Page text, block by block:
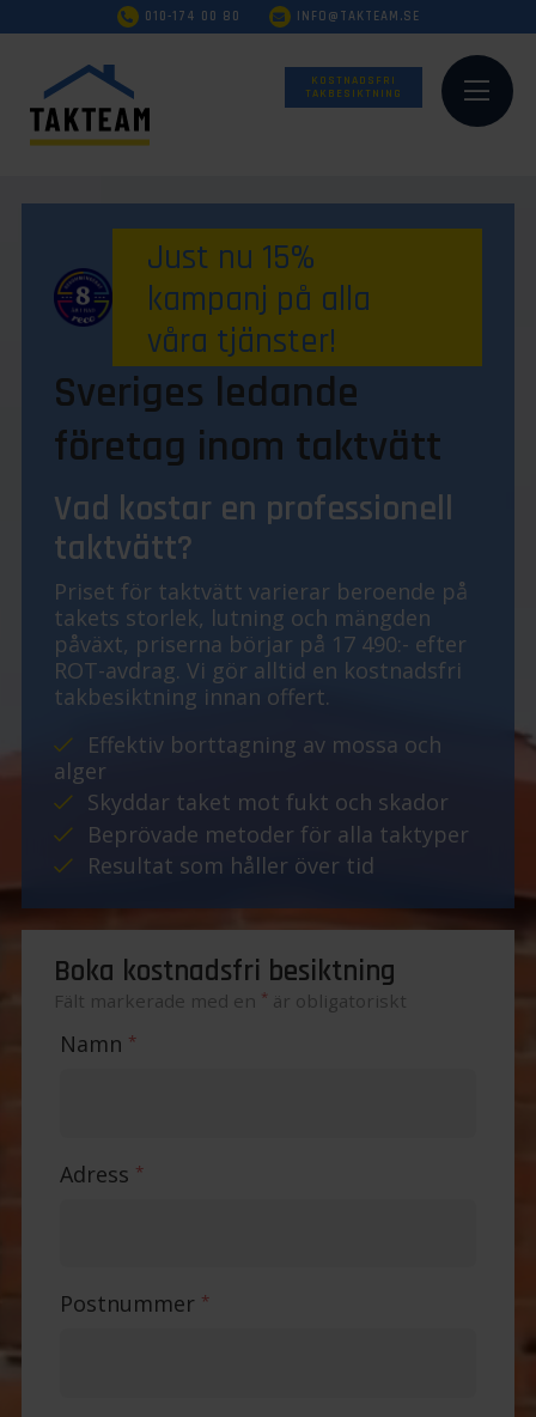
010-174 00 80 INFO@TAKTEAM.SE
KOSTNADSFRI
TAKBESIKTNING
Just nu 15%
kampanj på alla
våra tjänster!
Sveriges ledande
företag inom taktvätt
Vad kostar en professionell
taktvätt?
Priset för taktvätt varierar beroende på
takets storlek, lutning och mängden
påväxt, priserna börjar på 17 490:- efter
ROT-avdrag. Vi gör alltid en kostnadsfri
takbesiktning innan offert.
Effektiv borttagning av mossa och
alger
Skyddar taket mot fukt och skador
Beprövade metoder för alla taktyper
Resultat som håller över tid
Boka kostnadsfri besiktning
Fält markerade med en * är obligatoriskt
Namn *
Adress *
Postnummer *